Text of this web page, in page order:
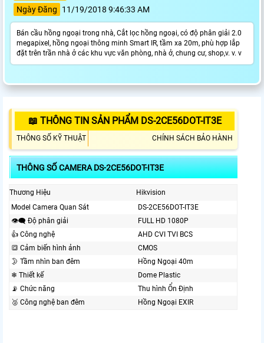
Ngày Đăng
11/19/2018 9:46:33 AM
Bán cầu hồng ngoại trong nhà, Cắt lọc hồng ngoại, có độ phân giải 2.0
megapixel, hồng ngoại thông minh Smart IR, tầm xa 20m, phù hợp lắp
đặt trên trần nhà ở các khu vực văn phòng, nhà ở, chung cư, shop,v. v. v
📖 THÔNG TIN SẢN PHẨM DS-2CE56DOT-IT3E
THÔNG SỐ KỸ THUẬT CHÍNH SÁCH BẢO HÀNH
THÔNG SỐ CAMERA DS-2CE56DOT-IT3E
Thương Hiệu
Hikvision
Model Camera Quan Sát
DS-2CE56DOT-IT3E
👁️‍🗨 Độ phân giải
FULL HD 1080P
👍 Công nghệ
AHD CVI TVI BCS
🔳 Cảm biến hình ảnh
CMOS
🌛 Tầm nhìn ban đêm
Hồng Ngoại 40m
❄ Thiết kế
Dome Plastic
📡 Chức năng
Thu hình Ổn Định
🥈️ Công nghệ ban đêm
Hồng Ngoại EXIR